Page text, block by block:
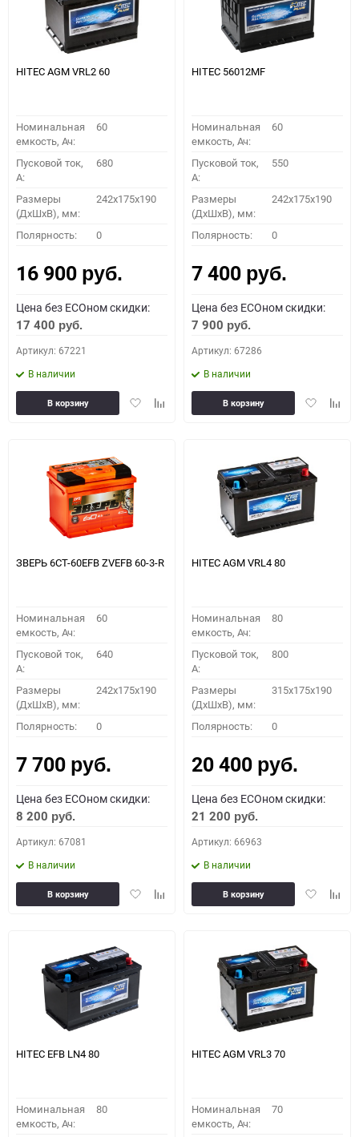
HITEC AGM VRL2 60
Номинальная
емкость, Ач:
60
Пусковой ток,
A:
680
Размеры
(ДхШхВ), мм:
242x175x190
Полярность: 0
16 900 руб.
Цена без ECOном скидки:
17 400 руб.
Артикул: 67221
В наличии
ДобавитьДобавить
В корзину
HITEC 56012MF
Номинальная
емкость, Ач:
60
Пусковой ток,
A:
550
Размеры
(ДхШхВ), мм:
242x175x190
Полярность: 0
7 400 руб.
Цена без ECOном скидки:
7 900 руб.
Артикул: 67286
В наличии
Добавить
В корзину
ЗВЕРЬ 6СТ-60EFB ZVEFB 60-3-R
Номинальная
емкость, Ач:
60
Пусковой ток,
A:
640
Размеры
(ДхШхВ), мм:
242x175x190
Полярность: 0
7 700 руб.
Цена без ECOном скидки:
8 200 руб.
Артикул: 67081
В наличии
ДобавитьДобавить
В корзину
HITEC AGM VRL4 80
Номинальная
емкость, Ач:
80
Пусковой ток,
A:
800
Размеры
(ДхШхВ), мм:
315x175x190
Полярность: 0
20 400 руб.
Цена без ECOном скидки:
21 200 руб.
Артикул: 66963
В наличии
Добавить
В корзину
HITEC EFB LN4 80
Номинальная
емкость, Ач:
80
HITEC AGM VRL3 70
Номинальная
емкость, Ач:
70